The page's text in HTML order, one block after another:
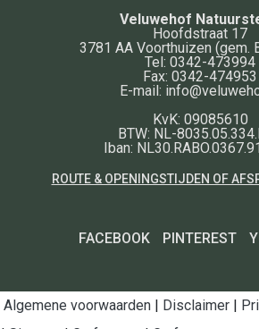
Veluwehof
Hoofdstraat 17
3781 AA Voorthuizen (gem.
Tel: 0342-473994
Fax: 0342-474953
E-mail:
KvK: 09085610
BTW: NL-
Iban:
ROUTE & OPENINGSTIJDEN OF
FACEBOOK PINTEREST
Algemene voorwaarden| Disclaimer|